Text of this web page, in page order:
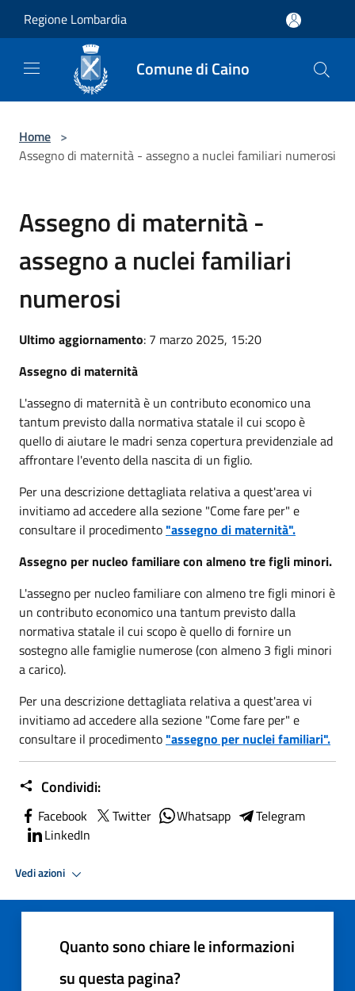
Regione Lombardia
Comune di Caino
Home >
Assegno di maternità - assegno a nuclei familiari numerosi
Assegno di maternità -
assegno a nuclei familiari
numerosi
Ultimo aggiornamento: 7 marzo 2025, 15:20
Assegno di maternità
L'assegno di maternità è un contributo economico una
tantum previsto dalla normativa statale il cui scopo è
quello di aiutare le madri senza copertura previdenziale ad
affrontare l'evento della nascita di un figlio.
Per una descrizione dettagliata relativa a quest'area vi
invitiamo ad accedere alla sezione "Come fare per" e
consultare il procedimento"assegno di maternità".
Assegno per nucleo familiare con almeno tre figli minori.
L'assegno per nucleo familiare con almeno tre figli minori è
un contributo economico una tantum previsto dalla
normativa statale il cui scopo è quello di fornire un
sostegno alle famiglie numerose (con almeno 3 figli minori
a carico).
Per una descrizione dettagliata relativa a quest'area vi
invitiamo ad accedere alla sezione "Come fare per" e
consultare il procedimento"assegno per nuclei familiari".
Condividi:
Facebook Twitter Whatsapp
Telegram
LinkedIn
Vedi azioni
Quanto sono chiare le informazioni
su questa pagina?